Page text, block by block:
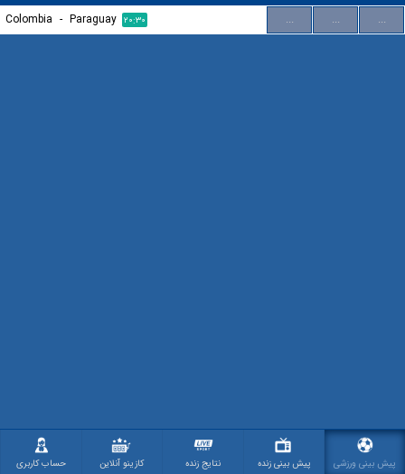
Colombia - Paraguay ۲۰:۳۰ ... ... ...
پیش بینی ورزشی پیش بینی زنده نتایج زنده کازینو آنلاین حساب کاربری